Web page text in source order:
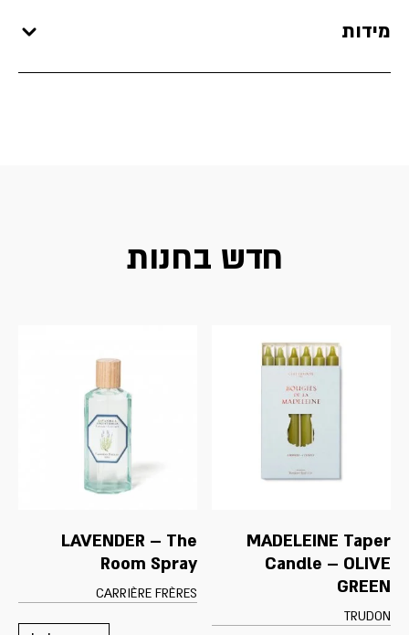
מידות
חדש בחנות
MADELEINE Taper
Candle – OLIVE
GREEN
TRUDON
LAVENDER – The
Room Spray
CARRIÈRE FRÈRES